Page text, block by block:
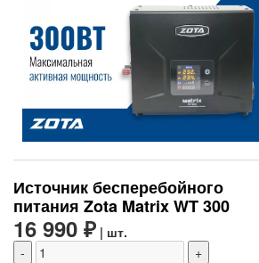
Источник бесперебойного
питания Zota Matrix WT 300
16 990 ₽ | шт.
-
+